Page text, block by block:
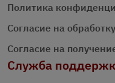
Политика
Согласие на
Согласие на
Служба